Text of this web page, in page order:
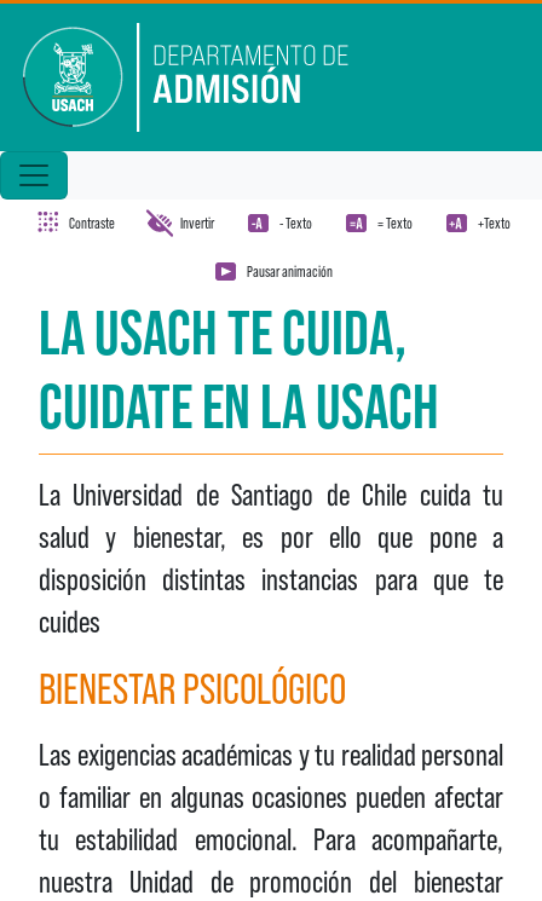
Contraste Invertir - Texto = Texto +Texto
Pausar animación
LA USACH TE CUIDA,
CUIDATE EN LA USACH
La Universidad de Santiago de Chile cuida tu
salud y bienestar, es por ello que pone a
disposición distintas instancias para que te
cuides
BIENESTAR PSICOLÓGICO
Las exigencias académicas y tu realidad personal
o familiar en algunas ocasiones pueden afectar
tu estabilidad emocional. Para acompañarte,
nuestra Unidad de promoción del bienestar